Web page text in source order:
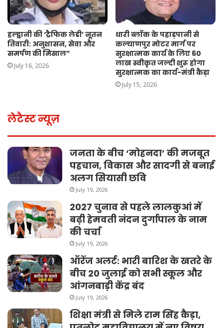
हल्द्वानी की ‘ट्रैफिक लेडी’ नूतन
तिवारी: अनुशासन, सेवा और
समर्पण की मिसाल”
July 16, 2026
धारी ब्लॉक के पहाड़पानी से
कल्याणपुर मोटर मार्ग पर
सुरक्षात्मक कार्य के लिए 60
लाख स्वीकृत जल्दी शुरू होगा
सुरक्षात्मक का कार्य-मंत्री कैड़ा
July 15, 2026
लेटैस्ट न्यूज़
जनता के बीच ‘मोहनदा’ की मजबूत
पहचान, विकास और सादगी से बनाई
अलग सियासी छवि
July 19, 2026
2027 चुनाव से पहले लालकुआं में
बढ़ी हेमवती नंदन दुर्गापाल के नाम
की चर्चा
July 19, 2026
ऑरेंज अलर्ट: भारी बारिश के खतरे के
बीच 20 जुलाई को सभी स्कूल और
आंगनबाड़ी केंद्र बंद
July 19, 2026
शिक्षा मंत्री से मिले राम सिंह कैड़ा,